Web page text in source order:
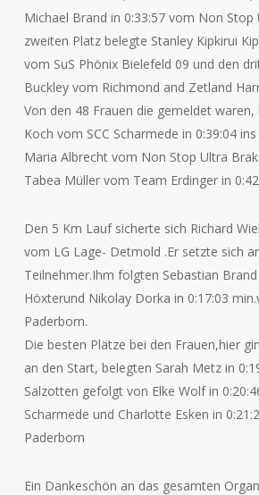
Michael Brand in 0:33:57 vom Non Stop
zweiten Platz belegte Stanley Kipkirui
vom SuS Phönix Bielefeld 09 und den
Buckley vom Richmond and Zetland
Von den 48 Frauen die gemeldet
Koch vom SCC Scharmede in 0:39:04
Maria Albrecht vom Non Stop Ultra
Tabea Müller vom Team Erdinger in
Den 5 Km Lauf sicherte sich Richard
vom LG Lage- Detmold .Er setzte sich
Teilnehmer.Ihm folgten Sebastian
Höxterund Nikolay Dorka in 0:17:03
Paderborn.
Die besten Plätze bei den Frauen,hier
an den Start, belegten Sarah Metz in
Salzotten gefolgt von Elke Wolf in
Scharmede und Charlotte Esken in
Paderborn
Ein Dankeschön an das gesamten